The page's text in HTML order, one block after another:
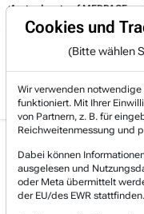
auf MEDPACE.
Deutsche
News &
[WKN: 823212 |
Cookies und
(Bitte wählen
Wir verwenden
funktioniert. Mit Ihrer
von Partnern, z. B. für
Reichweitenmessung und
Dabei können
ausgelesen und
oder Meta übermittelt
der EU/des EWR stattfinden.